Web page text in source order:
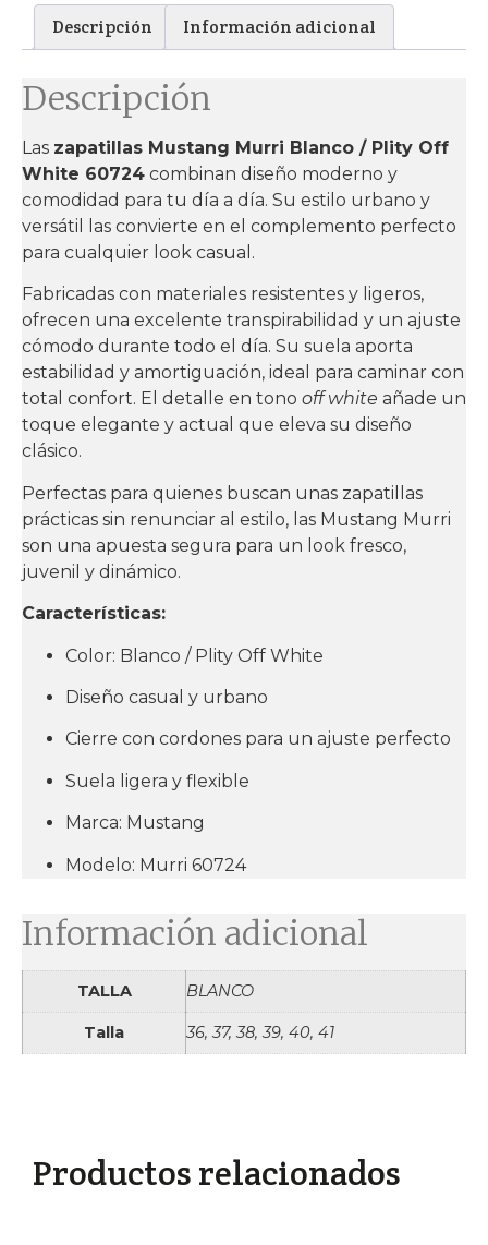
Productos relacionados
Descripción Información adicional
Descripción
Las zapatillas Mustang Murri Blanco / Plity Off
White 60724 combinan diseño moderno y
comodidad para tu día a día. Su estilo urbano y
versátil las convierte en el complemento perfecto
para cualquier look casual.
Fabricadas con materiales resistentes y ligeros,
ofrecen una excelente transpirabilidad y un ajuste
cómodo durante todo el día. Su suela aporta
estabilidad y amortiguación, ideal para caminar con
total confort. El detalle en tono off white añade un
toque elegante y actual que eleva su diseño
clásico.
Perfectas para quienes buscan unas zapatillas
prácticas sin renunciar al estilo, las Mustang Murri
son una apuesta segura para un look fresco,
juvenil y dinámico.
Características:
Color: Blanco / Plity Off White
Diseño casual y urbano
Cierre con cordones para un ajuste perfecto
Suela ligera y flexible
Marca: Mustang
Modelo: Murri 60724
Información adicional
TALLA BLANCO
Talla 36, 37, 38, 39, 40, 41